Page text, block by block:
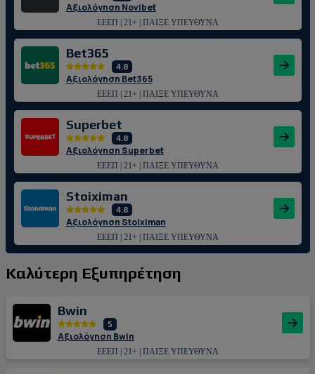
Αξιολόγηση Novibet
ΕΕΕΠ | 21+ | ΠΑΙΞΕ ΥΠΕΥΘΥΝΑ
Bet365
4.8
Αξιολόγηση Bet365
ΕΕΕΠ | 21+ | ΠΑΙΞΕ ΥΠΕΥΘΥΝΑ
Superbet
4.8
Αξιολόγηση Superbet
ΕΕΕΠ | 21+ | ΠΑΙΞΕ ΥΠΕΥΘΥΝΑ
Stoiximan
4.8
Αξιολόγηση Stoiximan
ΕΕΕΠ | 21+ | ΠΑΙΞΕ ΥΠΕΥΘΥΝΑ
Καλύτερη Εξυπηρέτηση
Bwin
5
Αξιολόγηση Bwin
ΕΕΕΠ | 21+ | ΠΑΙΞΕ ΥΠΕΥΘΥΝΑ